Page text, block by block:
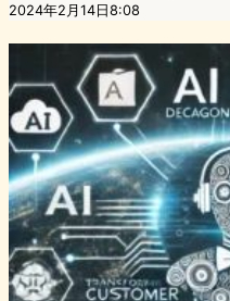
2024年2月14日8:08